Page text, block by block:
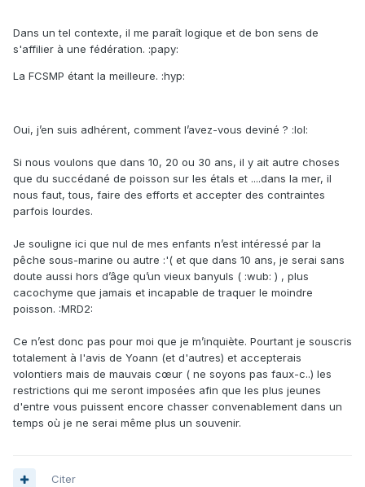
Dans un tel contexte, il me paraît logique et de bon sens de
s'affilier à une fédération. :papy:
La FCSMP étant la meilleure. :hyp:
Oui, j’en suis adhérent, comment l’avez-vous deviné ? :lol:
Si nous voulons que dans 10, 20 ou 30 ans, il y ait autre choses
que du succédané de poisson sur les étals et ....dans la mer, il
nous faut, tous, faire des efforts et accepter des contraintes
parfois lourdes.
Je souligne ici que nul de mes enfants n’est intéressé par la
pêche sous-marine ou autre :'( et que dans 10 ans, je serai sans
doute aussi hors d’âge qu’un vieux banyuls ( :wub: ) , plus
cacochyme que jamais et incapable de traquer le moindre
poisson. :MRD2:
Ce n’est donc pas pour moi que je m’inquiète. Pourtant je souscris
totalement à l'avis de Yoann (et d'autres) et accepterais
volontiers mais de mauvais cœur ( ne soyons pas faux-c..) les
restrictions qui me seront imposées afin que les plus jeunes
d'entre vous puissent encore chasser convenablement dans un
temps où je ne serai même plus un souvenir.
Citer